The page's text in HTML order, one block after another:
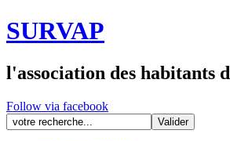
SURVAP
l'association des habitants
Follow via facebook